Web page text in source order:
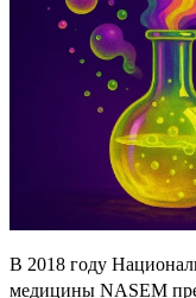
В 2018 году
медицины NASEM